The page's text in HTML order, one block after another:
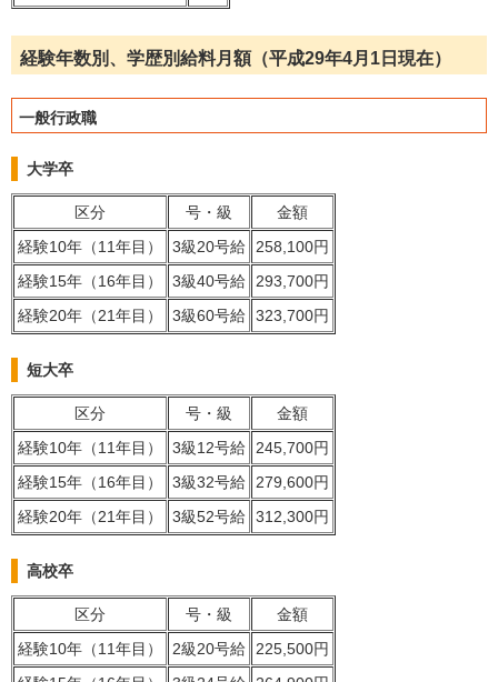
経験年数別、学歴別給料月額（平成29年4月1日現在）
一般行政職
大学卒
区分 号・級
金額
経験10年（11年目）
3級20号給
258,100円
経験15年（16年目）
3級40号給
293,700円
経験20年（21年目）
3級60号給 323,700円
短大卒
区分 号・級
金額
経験10年（11年目）
3級12号給
245,700円
経験15年（16年目）
3級32号給
279,600円
経験20年（21年目）
3級52号給 312,300円
高校卒
区分 号・級
金額
経験10年（11年目）
2級20号給
225,500円